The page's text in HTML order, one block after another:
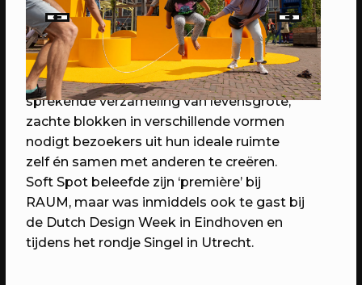
gasten
16/08/2026
← →
Ontwerpersduo Opperclaes ontwikkelde
de mobiele installatie Soft Spot/You can
sit with us in co-creatie met omwonenden
van RAUM. Een tot de verbeelding
sprekende verzameling van levensgrote,
zachte blokken in verschillende vormen
nodigt bezoekers uit hun ideale ruimte
zelf én samen met anderen te creëren.
Soft Spot beleefde zijn ‘première’ bij
RAUM, maar was inmiddels ook te gast bij
de Dutch Design Week in Eindhoven en
tijdens het rondje Singel in Utrecht.